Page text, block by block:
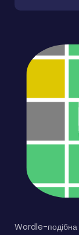
Wordle-подібна